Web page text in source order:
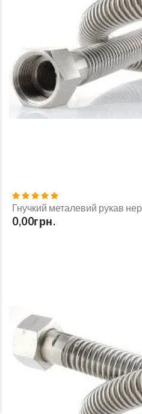
Гнучкий металевий рукав
0,00грн.